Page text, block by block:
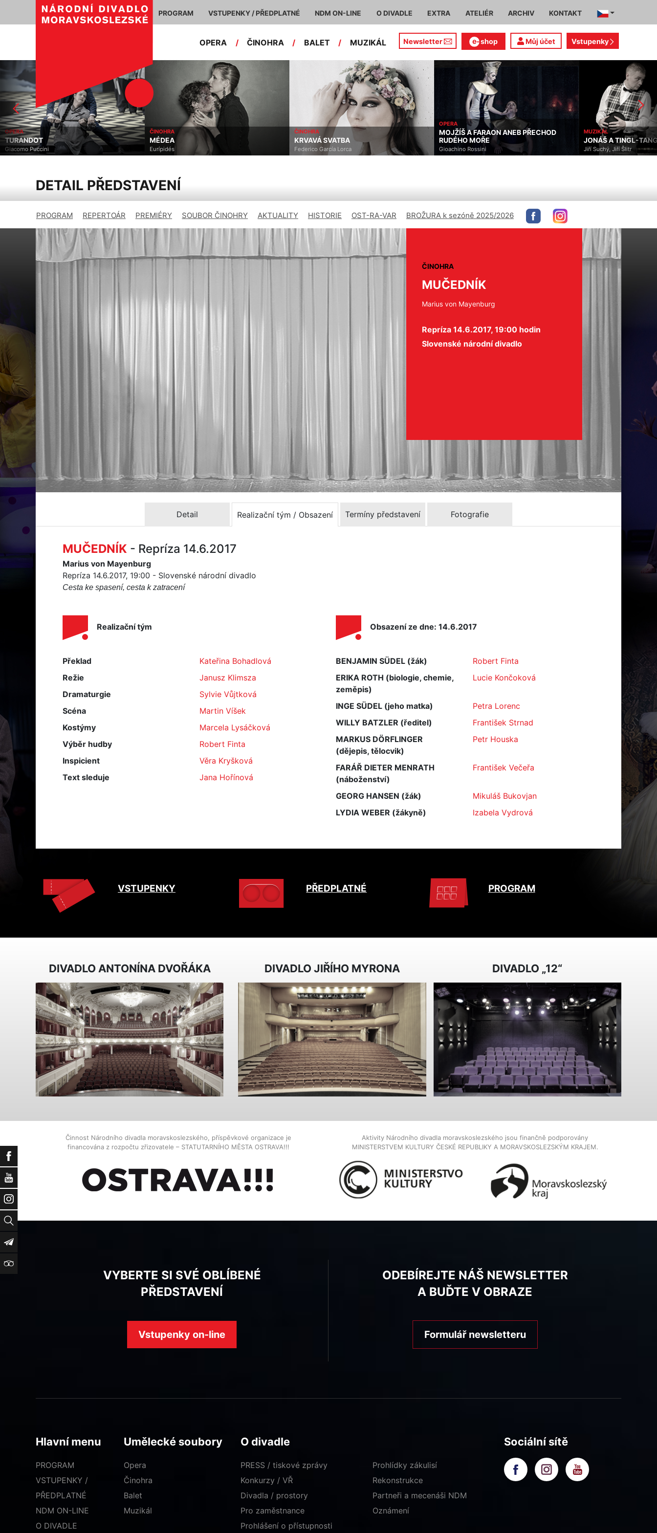
Facebook
YouTube
Instagram
Vyhledat
Newsletter
TripAdvisor
PROGRAM VSTUPENKY / PŘEDPLATNÉ NDM ON-LINE O DIVADLE EXTRA ATELIÉR ARCHIV KONTAKT
OPERA / ČINOHRA / BALET / MUZIKÁL Newsletter shop Můj účet Vstupenky
OPERA
TURANDOT
Giacomo Puccini
ČINOHRA
MÉDEA
Eurípidés
ČINOHRA
KRVAVÁ SVATBA
Federico García Lorca
OPERA
MOJŽÍŠ A FARAON ANEB PŘECHOD
RUDÉHO MOŘE
Gioachino Rossini
MUZIKÁL
JONÁŠ A TINGL-
Jiří Suchý, Jiří Šlitr
DETAIL PŘEDSTAVENÍ
PROGRAM REPERTOÁR PREMIÉRY SOUBOR ČINOHRY AKTUALITY HISTORIE OST-RA-VAR BROŽURA k sezóně 2025/2026
ČINOHRA
MUČEDNÍK
Marius von Mayenburg
Repríza 14.6.2017, 19:00 hodin
Slovenské národní divadlo
Detail Realizační tým / Obsazení Termíny představení Fotografie
MUČEDNÍK - Repríza 14.6.2017
Marius von Mayenburg
Repríza 14.6.2017, 19:00 - Slovenské národní divadlo
Cesta ke spasení, cesta k zatracení
Realizační tým
Překlad
Kateřina Bohadlová
Režie
Janusz Klimsza
Dramaturgie
Sylvie Vůjtková
Scéna
Martin Víšek
Kostýmy
Marcela Lysáčková
Výběr hudby
Robert Finta
Inspicient
Věra Kryšková
Text sleduje
Jana Hořínová
Obsazení ze dne: 14.6.2017
BENJAMIN SÜDEL (žák)
Robert Finta
ERIKA ROTH (biologie, chemie,
zeměpis)
Lucie Končoková
INGE SÜDEL (jeho matka)
Petra Lorenc
WILLY BATZLER (ředitel)
František Strnad
MARKUS DÖRFLINGER
(dějepis, tělocvik)
Petr Houska
FARÁŘ DIETER MENRATH
(náboženství)
František Večeřa
GEORG HANSEN (žák)
Mikuláš Bukovjan
LYDIA WEBER (žákyně)
Izabela Vydrová
VSTUPENKY PŘEDPLATNÉ PROGRAM
DIVADLO ANTONÍNA DVOŘÁKA DIVADLO JIŘÍHO MYRONA DIVADLO „12“
Činnost Národního divadla moravskoslezského, příspěvkové organizace je
financována z rozpočtu zřizovatele – STATUTARNÍHO MĚSTA OSTRAVA!!!
Aktivity Národního divadla moravskoslezského jsou finančně podporovány
MINISTERSTVEM KULTURY ČESKÉ REPUBLIKY A MORAVSKOSLEZSKÝM KRAJEM.
VYBERTE SI SVÉ OBLÍBENÉ
PŘEDSTAVENÍ
Vstupenky on-line
ODEBÍREJTE NÁŠ NEWSLETTER
A BUĎTE V OBRAZE
Formulář newsletteru
Hlavní menu
PROGRAM
VSTUPENKY /
PŘEDPLATNÉ
NDM ON-LINE
O DIVADLE
Umělecké soubory
Opera
Činohra
Balet
Muzikál
O divadle
PRESS / tiskové zprávy
Konkurzy / VŘ
Divadla / prostory
Prohlídky zákulisí
Rekonstrukce
Partneři a mecenáši NDM
Pro zaměstnance
Oznámení
Prohlášení o přístupnosti
Sociální sítě